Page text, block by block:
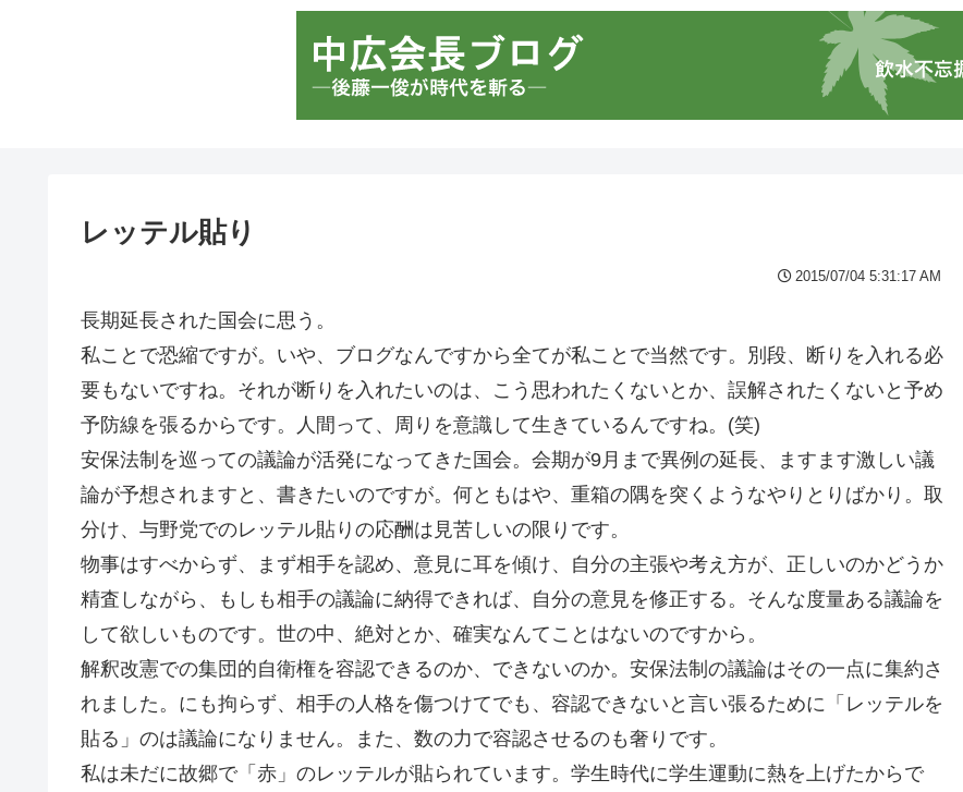
レッテル貼り
2015/07/04 5:31:17 AM
長期延長された国会に思う。
私ことで恐縮ですが。いや、ブログなんですから全てが私ことで当然です。別段、断りを入れる必
要もないですね。それが断りを入れたいのは、こう思われたくないとか、誤解されたくないと予め
予防線を張るからです。人間って、周りを意識して生きているんですね。(笑)
安保法制を巡っての議論が活発になってきた国会。会期が9月まで異例の延長、ますます激しい議
論が予想されますと、書きたいのですが。何ともはや、重箱の隅を突くようなやりとりばかり。取
分け、与野党でのレッテル貼りの応酬は見苦しいの限りです。
物事はすべからず、まず相手を認め、意見に耳を傾け、自分の主張や考え方が、正しいのかどうか
精査しながら、もしも相手の議論に納得できれば、自分の意見を修正する。そんな度量ある議論を
して欲しいものです。世の中、絶対とか、確実なんてことはないのですから。
解釈改憲での集団的自衛権を容認できるのか、できないのか。安保法制の議論はその一点に集約さ
れました。にも拘らず、相手の人格を傷つけてでも、容認できないと言い張るために「レッテルを
貼る」のは議論になりません。また、数の力で容認させるのも奢りです。
私は未だに故郷で「赤」のレッテルが貼られています。学生時代に学生運動に熱を上げたからで